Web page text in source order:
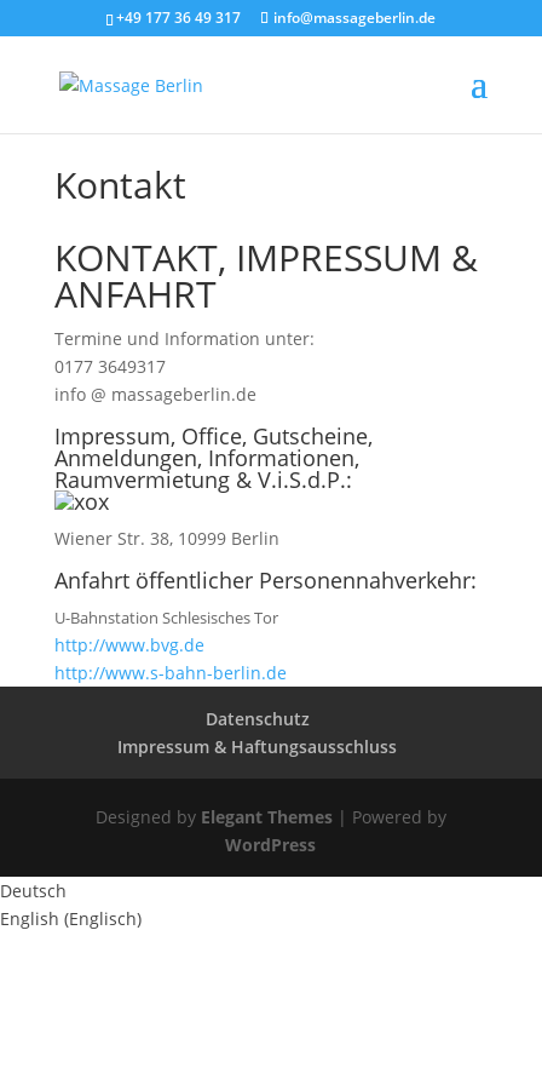
+49 177 36 49 317 info@massageberlin.de
Kontakt
KONTAKT, IMPRESSUM &
ANFAHRT
Termine und Information unter:
0177 3649317
info @ massageberlin.de
Impressum, Office, Gutscheine,
Anmeldungen, Informationen,
Raumvermietung & V.i.S.d.P.:
Wiener Str. 38, 10999 Berlin
Anfahrt öffentlicher Personennahverkehr:
U-Bahnstation Schlesisches Tor
http://www.bvg.de
http://www.s-bahn-berlin.de
Datenschutz
Impressum & Haftungsausschluss
Designed by Elegant Themes| Powered by
WordPress
Deutsch
English (Englisch)